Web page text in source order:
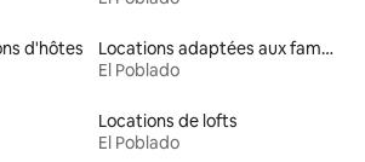
d'hôtes
Locations adaptées aux familles
El Poblado
Locations de lofts
El Poblado